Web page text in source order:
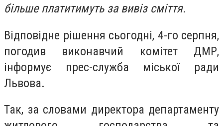
більше платитимуть за вивіз сміття.
Відповідне рішення сьогодні, 4-го серпня,
погодив виконавчий комітет ДМР,
інформує прес-служба міської ради
Львова.
Так, за словами директора департаменту